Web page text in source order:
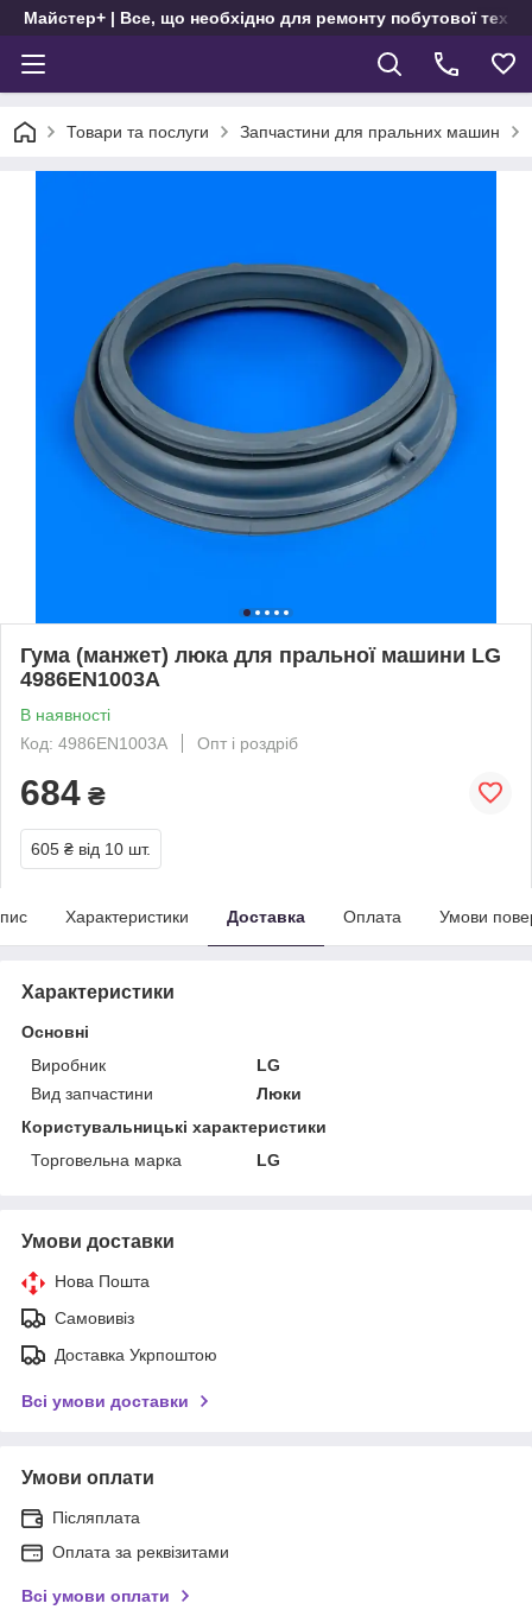
Майстер+ | Все, що необхідно для ремонту побутової
Товари та послуги Запчастини для пральних машин
Гума (манжет) люка для пральної машини LG
4986EN1003A
В наявності
Код: 4986EN1003A
Опт і роздріб
684 ₴
605 ₴ від 10 шт.
Характеристики Доставка Оплата Умови
Характеристики
Основні
Виробник
LG
Вид запчастини
Люки
Користувальницькі характеристики
Торговельна марка
LG
Умови доставки
Нова Пошта
Самовивіз
Доставка Укрпоштою
Всі умови доставки
Умови оплати
Післяплата
Оплата за реквізитами
Всі умови оплати